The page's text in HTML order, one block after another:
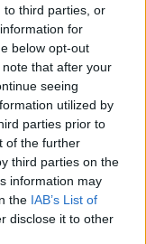
to third parties, or
for
below opt-out
that after your
seeing
utilized by
parties prior to
of the further
third parties on the
information may
the IAB’s List of
disclose it to other
αθλητικό χώρο
του διεθνούς
ακολούθησαν
βλαστοκύτταρα
ή ακόμη από
των διωκτικών
που ήταν
ενέσεις
αμπούλες
οικονομική